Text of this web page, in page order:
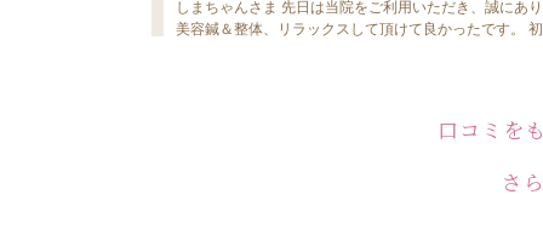
口コミを
さ